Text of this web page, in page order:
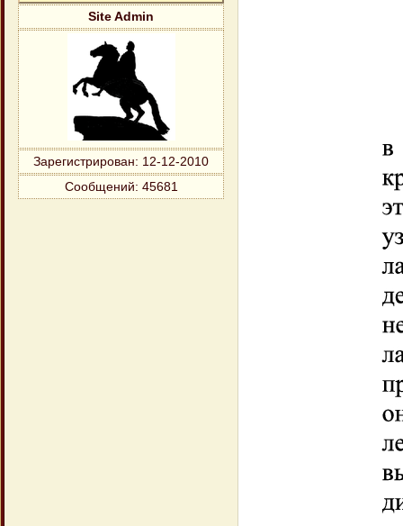
Site Admin
Зарегистрирован: 12-12-2010
Сообщений: 45681